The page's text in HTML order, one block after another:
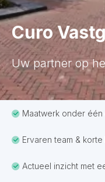
Curo
Uw partner op
Maatwerk onder één
Ervaren team & korte
Actueel inzicht met